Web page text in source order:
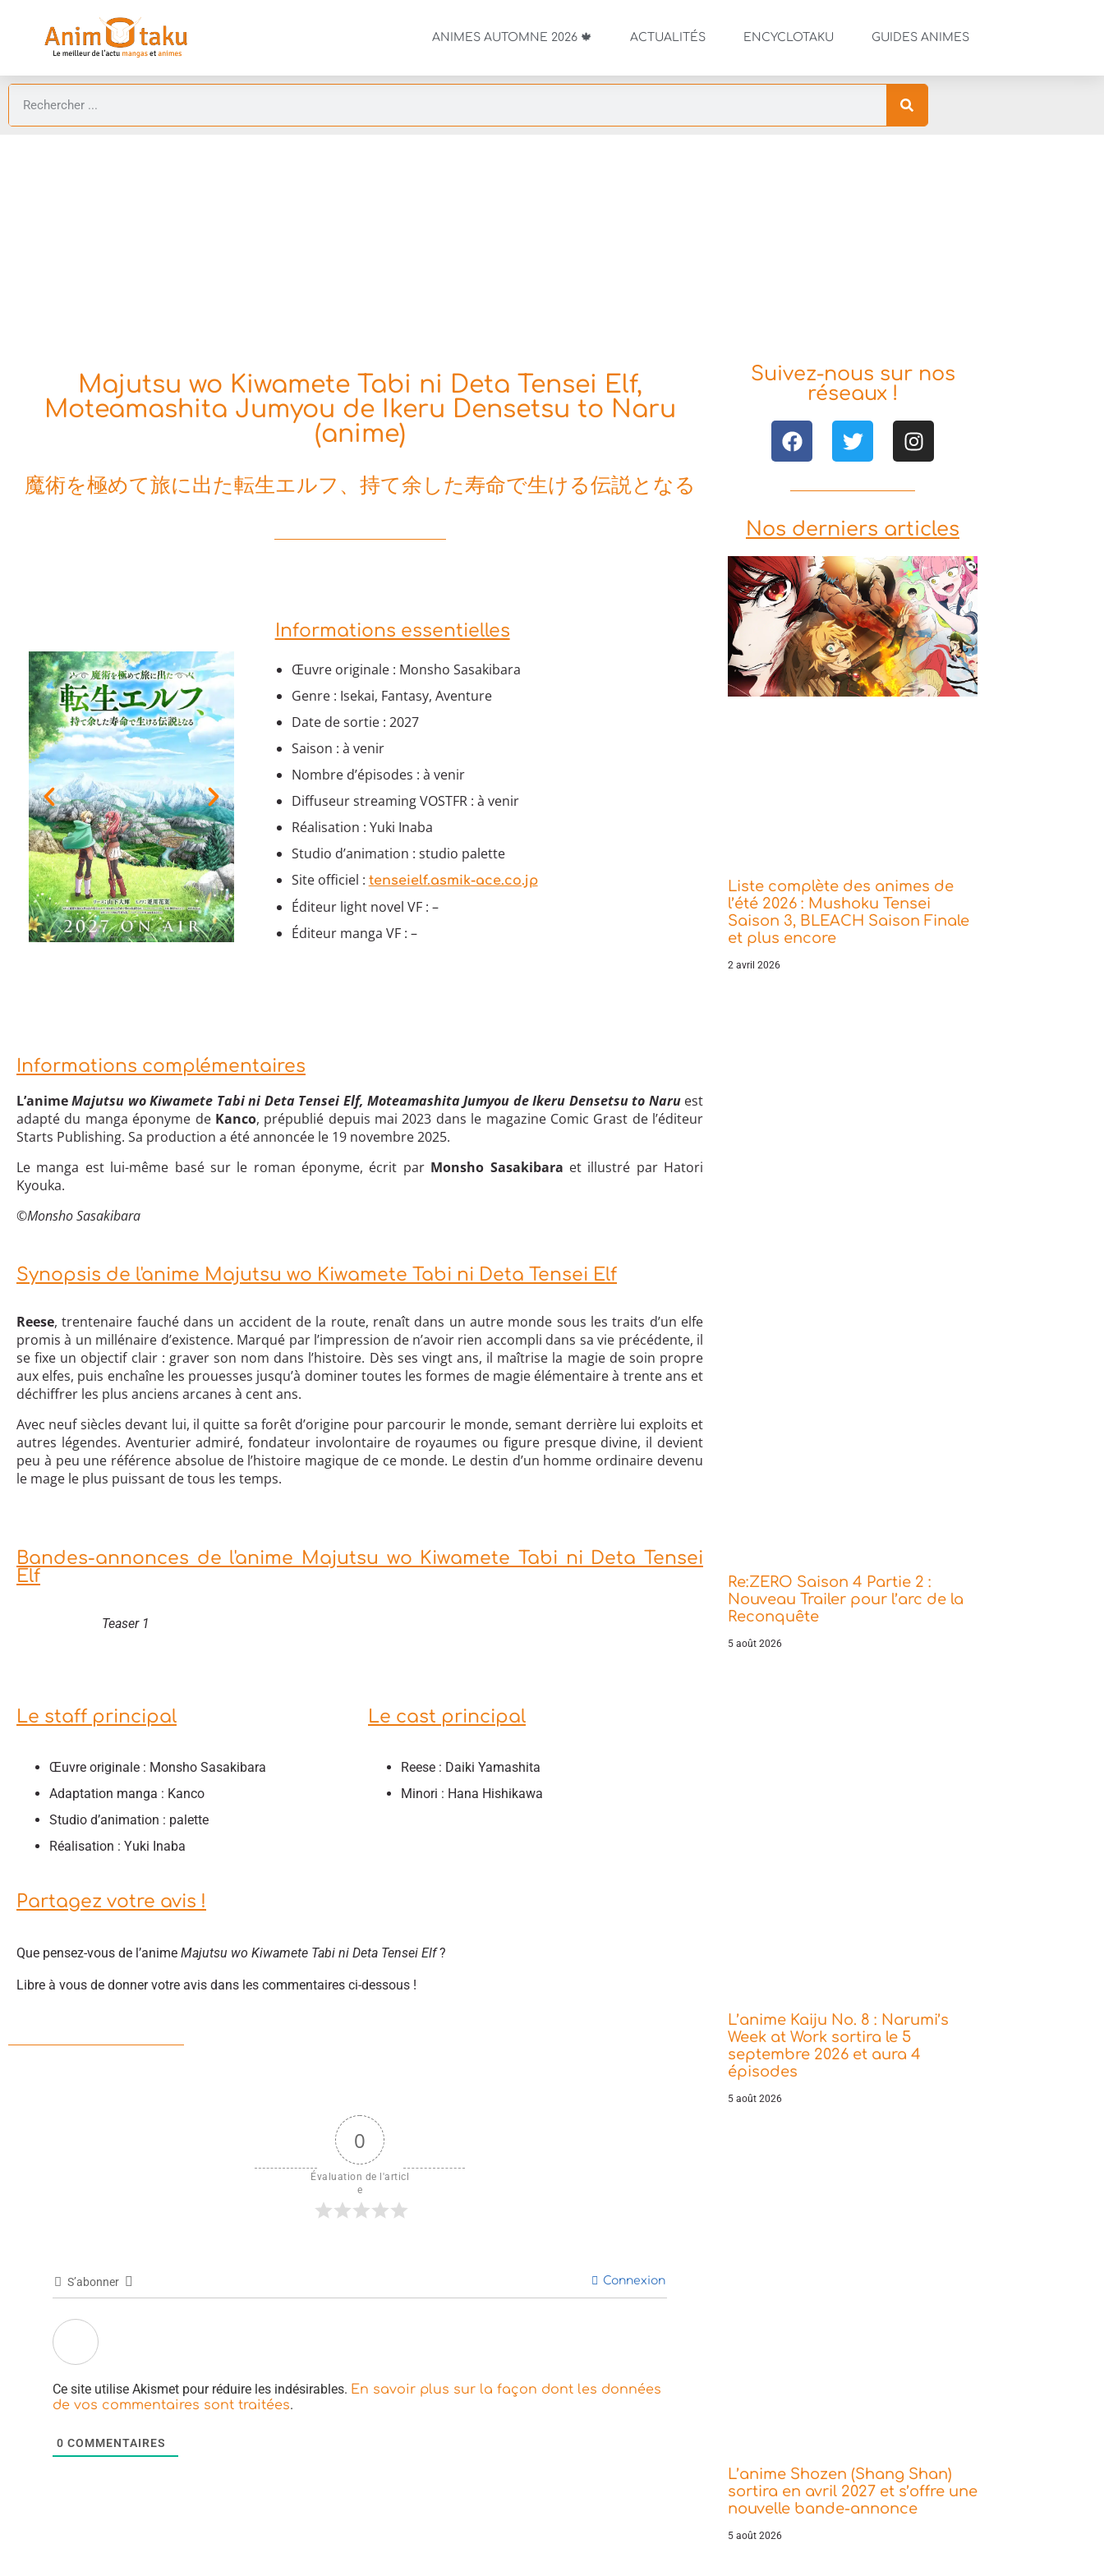
ANIMES AUTOMNE 2026 🍁 ACTUALITÉS ENCYCLOTAKU GUIDES ANIMES
Majutsu wo Kiwamete Tabi ni Deta Tensei Elf,
Moteamashita Jumyou de Ikeru Densetsu to Naru
(anime)
魔術を極めて旅に出た転生エルフ、持て余した寿命で生ける伝説となる
Informations essentielles
Œuvre originale : Monsho Sasakibara
Genre : Isekai, Fantasy, Aventure
Date de sortie : 2027
Saison : à venir
Nombre d’épisodes : à venir
Diffuseur streaming VOSTFR : à venir
Réalisation : Yuki Inaba
Studio d’animation : studio palette
Site officiel : tenseielf.asmik-ace.co.jp
Éditeur light novel VF : –
Éditeur manga VF : –
Informations complémentaires
L’animeMajutsu wo Kiwamete Tabi ni Deta Tensei Elf, Moteamashita Jumyou de Ikeru Densetsu to Naruest
adapté du manga éponyme de Kanco, prépublié depuis mai 2023 dans le magazine Comic Grast de l’éditeur
Starts Publishing. Sa production a été annoncée le 19 novembre 2025.
Le manga est lui-même basé sur le roman éponyme, écrit parMonsho Sasakibara et illustré par Hatori
Kyouka.
©Monsho Sasakibara
Synopsis de l'anime Majutsu wo Kiwamete Tabi ni Deta Tensei Elf
Reese, trentenaire fauché dans un accident de la route, renaît dans un autre monde sous les traits d’un elfe
promis à un millénaire d’existence. Marqué par l’impression de n’avoir rien accompli dans sa vie précédente, il
se fixe un objectif clair : graver son nom dans l’histoire. Dès ses vingt ans, il maîtrise la magie de soin propre
aux elfes, puis enchaîne les prouesses jusqu’à dominer toutes les formes de magie élémentaire à trente ans et
déchiffrer les plus anciens arcanes à cent ans.
Avec neuf siècles devant lui, il quitte sa forêt d’origine pour parcourir le monde, semant derrière lui exploits et
autres légendes. Aventurier admiré, fondateur involontaire de royaumes ou figure presque divine, il devient
peu à peu une référence absolue de l’histoire magique de ce monde. Le destin d’un homme ordinaire devenu
le mage le plus puissant de tous les temps.
Bandes-annonces de l'anime Majutsu wo Kiwamete Tabi ni Deta Tensei
Elf
Teaser 1
Le staff principal
Œuvre originale : Monsho Sasakibara
Adaptation manga : Kanco
Studio d’animation : palette
Réalisation : Yuki Inaba
Le cast principal
Reese : Daiki Yamashita
Minori : Hana Hishikawa
Partagez votre avis !
Que pensez-vous de l’anime Majutsu wo Kiwamete Tabi ni Deta Tensei Elf?
Libre à vous de donner votre avis dans les commentaires ci-dessous !
0
Évaluation de l'articl
e
S’abonner Connexion
Ce site utilise Akismet pour réduire les indésirables. En savoir plus sur la façon dont les données
de vos commentaires sont traitées.
0 COMMENTAIRES
Suivez-nous sur nos
réseaux !
Nos derniers articles
Liste complète des animes de
l’été 2026 : Mushoku Tensei
Saison 3, BLEACH Saison Finale
et plus encore
2 avril 2026
Re:ZERO Saison 4 Partie 2 :
Nouveau Trailer pour l’arc de la
Reconquête
5 août 2026
L’anime Kaiju No. 8 : Narumi’s
Week at Work sortira le 5
septembre 2026 et aura 4
épisodes
5 août 2026
L’anime Shozen (Shang Shan)
sortira en avril 2027 et s’offre une
nouvelle bande-annonce
5 août 2026